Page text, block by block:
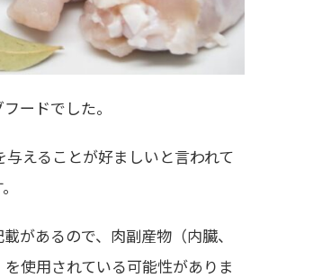
ードでした。
えることが好ましいと言われて
があるので、肉副産物（内臓、
使用されている可能性がありま